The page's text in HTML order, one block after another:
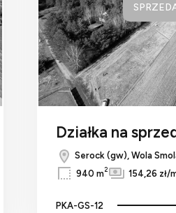
Działka na
Serock (gw), Wola
940 m2 154,26 zł/
PKA-GS-12